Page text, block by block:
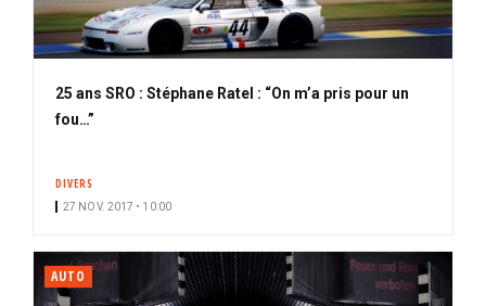
25 ans SRO : Stéphane Ratel : “On m’a pris pour un
fou…”
DIVERS
27 NOV. 2017 • 10:00
AUTO